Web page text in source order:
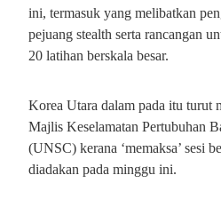
ini, termasuk yang melibatkan
pejuang stealth serta rancangan
20 latihan berskala besar.
Korea Utara dalam pada itu turut
Majlis Keselamatan Pertubuhan
(UNSC) kerana ‘memaksa’ sesi
diadakan pada minggu ini.